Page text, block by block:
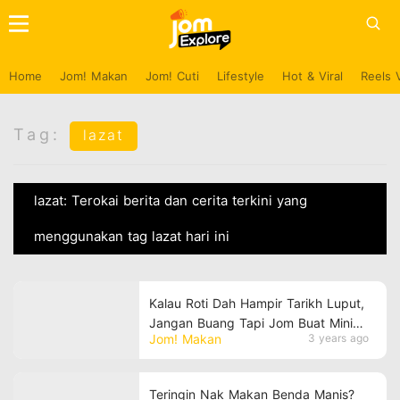
Home Jom! Makan Jom! Cuti Lifestyle Hot & Viral Reels
Tag: lazat
lazat: Terokai berita dan cerita terkini yang
menggunakan tag lazat hari ini
Jom! Makan 3 years ago
Kalau Roti Dah Hampir Tarikh Luput,
Jangan Buang Tapi Jom Buat Mini
Piza Ini!
Teringin Nak Makan Benda Manis?